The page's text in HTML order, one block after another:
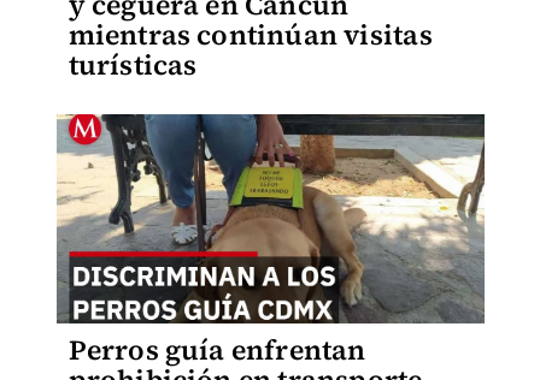
mientras continúan visitas
turísticas
Perros guía enfrentan